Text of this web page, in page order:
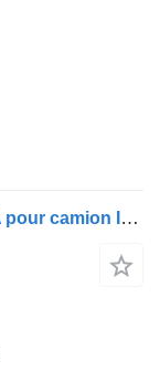
Autoradio President 050026 EMISORA pour camion IVECO